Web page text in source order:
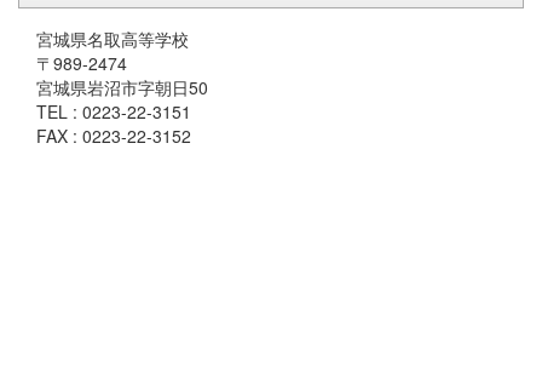
宮城県名取高等学校
〒989-2474
宮城県岩沼市字朝日50
TEL : 0223-22-3151
FAX : 0223-22-3152